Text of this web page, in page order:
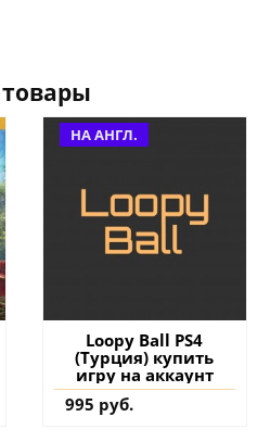
НА АНГЛ.
Loopy Ball PS4
(Турция) купить
игру на аккаунт
995 руб.